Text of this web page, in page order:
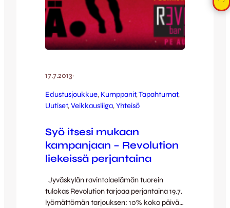
17.7.2013·
Edustusjoukkue, Kumppanit, Tapahtumat
Uutiset, Veikkausliiga, Yhteisö
Syö itsesi mukaan
kampanjaan – Revolution
liekeissä perjantaina
Jyväskylän ravintolaelämän tuorein
tulokas Revolution tarjoaa perjantaina 19.7.
lyömättömän tarjouksen: 10% koko päivän